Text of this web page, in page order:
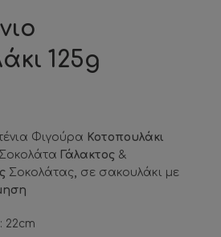
125g
Φιγούρα Κοτοπουλάκι
Γάλακτος &
Σοκολάτας, σε σακουλάκι με
: 22cm